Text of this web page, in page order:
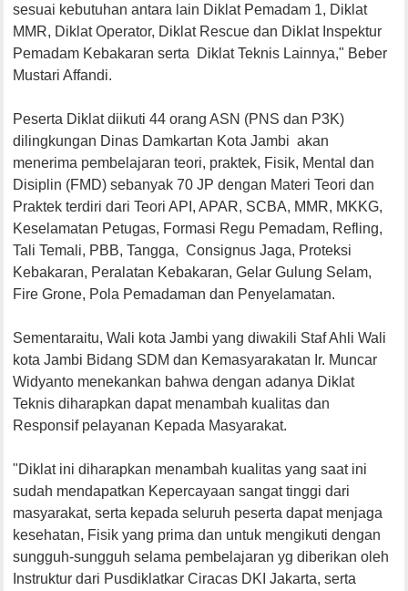
sesuai kebutuhan antara lain Diklat Pemadam 1, Diklat
MMR, Diklat Operator, Diklat Rescue dan Diklat Inspektur
Pemadam Kebakaran serta Diklat Teknis Lainnya," Beber
Mustari Affandi.
Peserta Diklat diikuti 44 orang ASN (PNS dan P3K)
dilingkungan Dinas Damkartan Kota Jambi akan
menerima pembelajaran teori, praktek, Fisik, Mental dan
Disiplin (FMD) sebanyak 70 JP dengan Materi Teori dan
Praktek terdiri dari Teori API, APAR, SCBA, MMR, MKKG,
Keselamatan Petugas, Formasi Regu Pemadam, Refling,
Tali Temali, PBB, Tangga, Consignus Jaga, Proteksi
Kebakaran, Peralatan Kebakaran, Gelar Gulung Selam,
Fire Grone, Pola Pemadaman dan Penyelamatan.
Sementaraitu, Wali kota Jambi yang diwakili Staf Ahli Wali
kota Jambi Bidang SDM dan Kemasyarakatan Ir. Muncar
Widyanto menekankan bahwa dengan adanya Diklat
Teknis diharapkan dapat menambah kualitas dan
Responsif pelayanan Kepada Masyarakat.
"Diklat ini diharapkan menambah kualitas yang saat ini
sudah mendapatkan Kepercayaan sangat tinggi dari
masyarakat, serta kepada seluruh peserta dapat menjaga
kesehatan, Fisik yang prima dan untuk mengikuti dengan
sungguh-sungguh selama pembelajaran yg diberikan oleh
Instruktur dari Pusdiklatkar Ciracas DKI Jakarta, serta